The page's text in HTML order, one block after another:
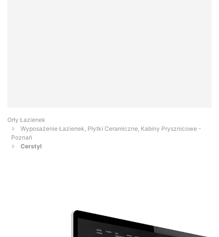
Orły Łazienek
Wyposażenie Łazienek, Płytki Ceramiczne, Kabiny Prysznicowe -
Poznań
Cerstyl